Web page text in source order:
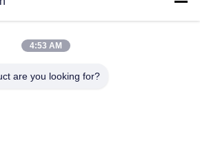
Ультразвуковой
толщиномер
Портативный
4:53 AM
are you looking for?